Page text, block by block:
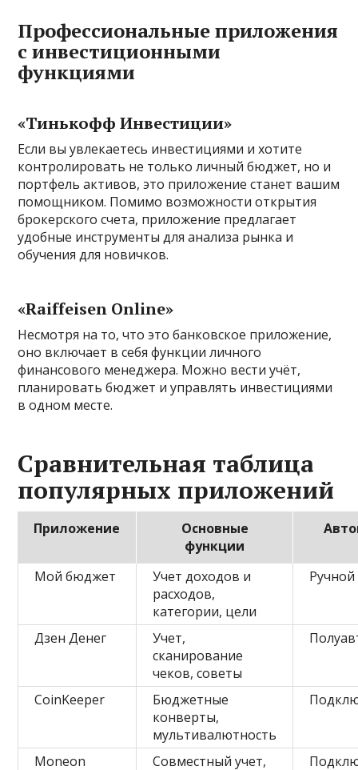
Профессиональные приложения
с инвестиционными
функциями
«Тинькофф Инвестиции»
Если вы увлекаетесь инвестициями и хотите
контролировать не только личный бюджет, но и
портфель активов, это приложение станет вашим
помощником. Помимо возможности открытия
брокерского счета, приложение предлагает
удобные инструменты для анализа рынка и
обучения для новичков.
«Raiffeisen Online»
Несмотря на то, что это банковское приложение,
оно включает в себя функции личного
финансового менеджера. Можно вести учёт,
планировать бюджет и управлять инвестициями
в одном месте.
Сравнительная таблица
популярных приложений
Приложение
Основные
функции
Мой бюджет
Учет доходов и
расходов,
категории, цели
Дзен Денег
Учет,
сканирование
чеков, советы
CoinKeeper
Бюджетные
конверты,
мультивалютность
Moneon
Совместный учет,